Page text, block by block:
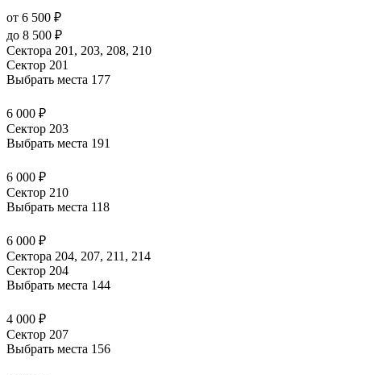
от 6 500 ₽
до 8 500 ₽
Сектора 201, 203, 208, 210
Сектор 201
Выбрать места 177
6 000 ₽
Сектор 203
Выбрать места 191
6 000 ₽
Сектор 210
Выбрать места 118
6 000 ₽
Сектора 204, 207, 211, 214
Сектор 204
Выбрать места 144
4 000 ₽
Сектор 207
Выбрать места 156